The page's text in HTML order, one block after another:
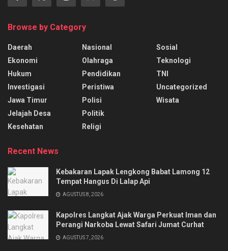
Browse by Category
Daerah
Ekonomi
Hukum
Investigasi
Jawa Timur
Jelajah Desa
Kesehatan
Nasional
Olahraga
Pendidikan
Peristiwa
Polisi
Politik
Religi
Sosial
Teknologi
TNI
Uncategorized
Wisata
Recent News
Kebakaran Lapak Lengkong Babat Lamong 12
Tempat Hangus Di Lalap Api
AGUSTUS 8, 2026
Kapolres Langkat Ajak Warga Perkuat Iman dan
Perangi Narkoba Lewat Safari Jumat Curhat
AGUSTUS 7, 2026